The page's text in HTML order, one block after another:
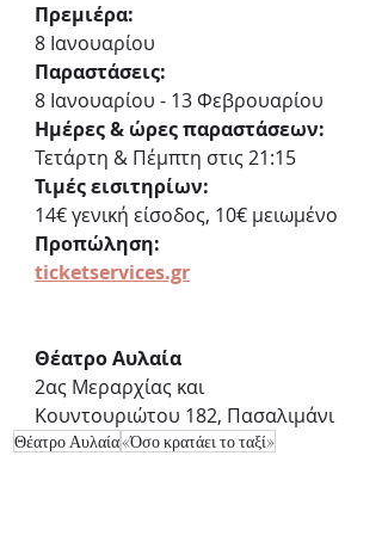
Πρεμιέρα:
8 Ιανουαρίου
Παραστάσεις:
8 Ιανουαρίου - 13 Φεβρουαρίου
Ημέρες & ώρες παραστάσεων:
Τετάρτη & Πέμπτη στις 21:15
Τιμές εισιτηρίων:
14€ γενική είσοδος, 10€ μειωμένο
Προπώληση:
ticketservices.gr
Θέατρο Αυλαία
2ας Μεραρχίας και
Κουντουριώτου 182, Πασαλιμάνι
Θέατρο Αυλαία«Όσο κρατάει το ταξί»